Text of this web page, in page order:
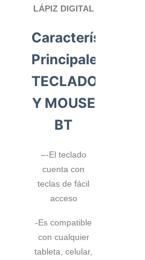
LÁPIZ DIGITAL
Características
Principales
TECLADO
Y MOUSE
BT
–-El teclado
cuenta con
teclas de fácil
acceso
-Es compatible
con cualquier
tableta, celular,